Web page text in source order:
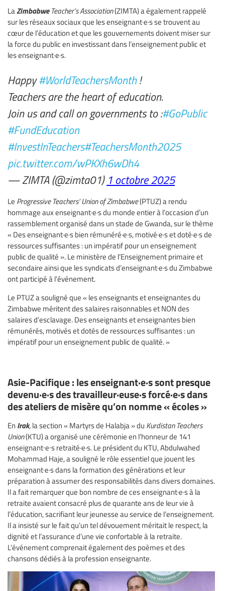
La Zimbabwe Teacher’s Association(ZIMTA) a également rappelé
sur les réseaux sociaux que les enseignant·e·s se trouvent au
cœur de l’éducation et que les gouvernements doivent miser sur
la force du public en investissant dans l’enseignement public et
les enseignant·e·s.
Happy#WorldTeachersMonth!
Teachers are the heart of education.
Join us and call on governments to :#GoPublic
#FundEducation
#InvestInTeachers#TeachersMonth2025
pic.twitter.com/wPKXh6wDh4
— ZIMTA (@zimta01) 1 octobre 2025
Le Progressive Teachers’ Union of Zimbabwe(PTUZ) a rendu
hommage aux enseignant·e·s du monde entier à l’occasion d’un
rassemblement organisé dans un stade de Gwanda, sur le thème
« Des enseignant·e·s bien rémunéré·e·s, motivé·e·s et doté·e·s de
ressources suffisantes : un impératif pour un enseignement
public de qualité ». Le ministère de l’Enseignement primaire et
secondaire ainsi que les syndicats d’enseignant·e·s du Zimbabwe
ont participé à l’événement.
Le PTUZ a souligné que « les enseignants et enseignantes du
Zimbabwe méritent des salaires raisonnables et NON des
salaires d’esclavage. Des enseignants et enseignantes bien
rémunérés, motivés et dotés de ressources suffisantes : un
impératif pour un enseignement public de qualité. »
Asie-Pacifique : les enseignant·e·s sont presque
devenu·e·s des travailleur·euse·s forcé·e·s dans
des ateliers de misère qu’on nomme « écoles »
En Irak, la section « Martyrs de Halabja » du Kurdistan Teachers
Union(KTU) a organisé une cérémonie en l’honneur de 141
enseignant∙e∙s retraité·e·s. Le président du KTU, Abdulwahed
Mohammad Haje, a souligné le rôle essentiel que jouent les
enseignant·e·s dans la formation des générations et leur
préparation à assumer des responsabilités dans divers domaines.
Il a fait remarquer que bon nombre de ces enseignant·e·s à la
retraite avaient consacré plus de quarante ans de leur vie à
l’éducation, sacrifiant leur jeunesse au service de l’enseignement.
Il a insisté sur le fait qu’un tel dévouement méritait le respect, la
dignité et l’assurance d’une vie confortable à la retraite.
L’événement comprenait également des poèmes et des
chansons dédiés à la profession enseignante.